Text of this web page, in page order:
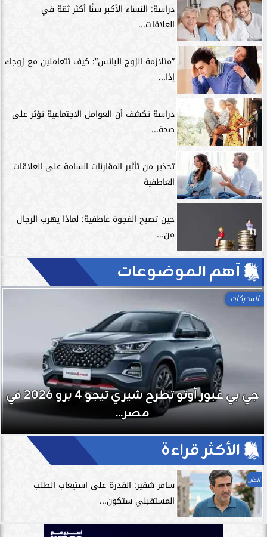
دراسة: النساء الأكبر سنًا أكثر ثقة في
العلاقات...
”متلازمة الزوج البائس”: كيف تتعاملين مع زوجك
إذا...
دراسة تكشف أن العوامل الاجتماعية تؤثر على
صحة...
تحذير من تأثير المقارنات السامة على العلاقات
العاطفية
حين تصبح الفجوة عاطفية: لماذا يهرب الرجال
من...
آهم الموضوعات
اللياقة
تمارين الاسترخاء.. السر الخفي لتعزيز الأداء
الرياضي وتسريع التعافي
الأكثر قراءة
المال
سامر شقير: القدرة على استيعاب الطلب
المستقبلي ستكون...